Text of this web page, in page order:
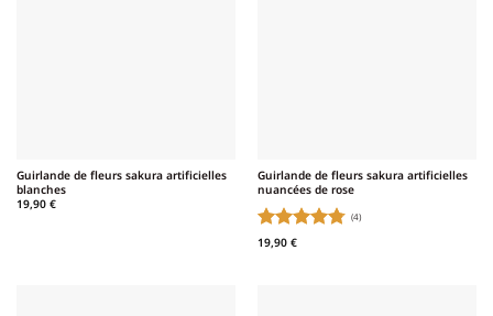
Guirlande de fleurs sakura artificielles
blanches
19,90 €
Guirlande de fleurs sakura artificielles
nuancées de rose
Note
(4)
19,90 €